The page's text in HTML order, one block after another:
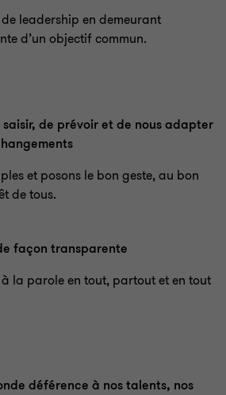
leadership en demeurant
d’un objectif commun.
de prévoir et de nous adapter
et posons le bon geste, au bon
de tous.
façon transparente
la parole en tout, partout et en tout
déférence à nos talents, nos